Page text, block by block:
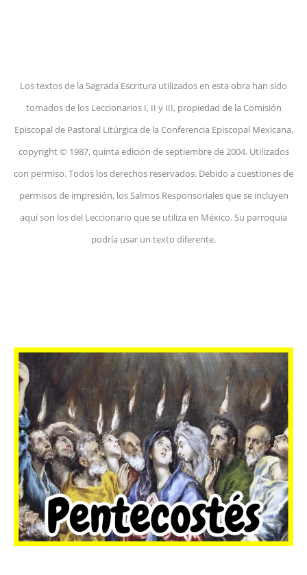
Los textos de la Sagrada Escritura utilizados en esta obra han sido
tomados de los Leccionarios I, II y III, propiedad de la Comisión
Episcopal de Pastoral Litúrgica de la Conferencia Episcopal Mexicana,
copyright © 1987, quinta edición de septiembre de 2004. Utilizados
con permiso. Todos los derechos reservados. Debido a cuestiones de
permisos de impresión, los Salmos Responsoriales que se incluyen
aquí son los del Leccionario que se utiliza en México. Su parroquia
podría usar un texto diferente.